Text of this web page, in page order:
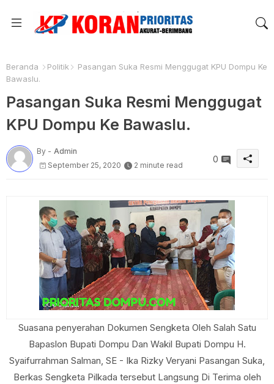
Beranda Politik
Pasangan Suka Resmi Menggugat KPU Dompu Ke
Bawaslu.
Pasangan Suka Resmi Menggugat
KPU Dompu Ke Bawaslu.
By - Admin
September 25, 2020
2 minute read
0
Suasana penyerahan Dokumen Sengketa Oleh Salah Satu
Bapaslon Bupati Dompu Dan Wakil Bupati Dompu H.
Syaifurrahman Salman, SE - Ika Rizky Veryani Pasangan Suka,
Berkas Sengketa Pilkada tersebut Langsung Di Terima oleh